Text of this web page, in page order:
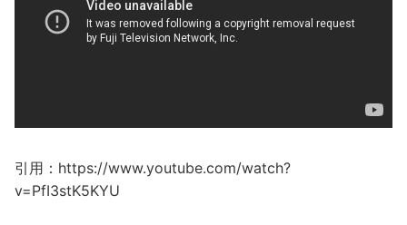
引用：https://www.youtube.com/watch?
v=PfI3stK5KYU